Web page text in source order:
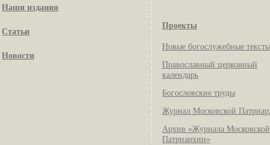
Наши издания
Статьи
Новости
Проекты
Новые богослужебные тексты
Православный церковный
календарь
Богословские труды
Журнал Московской
Архив «Журнала Московской
Патриархии»